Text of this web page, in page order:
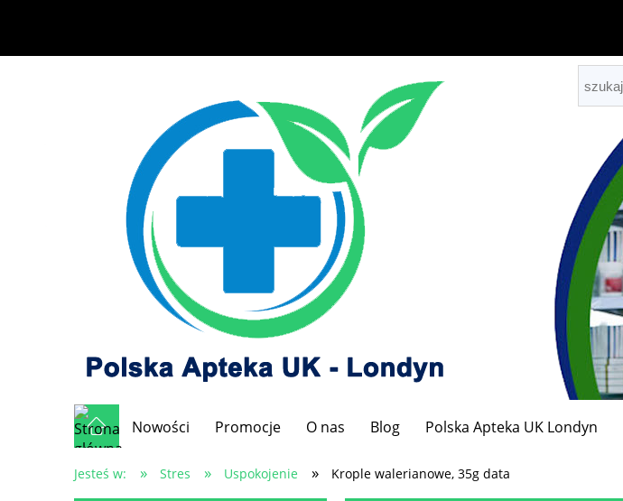
Nowości Promocje O nas Blog Polska Apteka UK Londyn
Jesteś w: » Stres » Uspokojenie » Krople walerianowe, 35g data